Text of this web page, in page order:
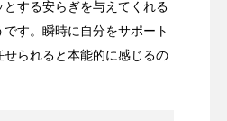
する安らぎを与えてくれる
す。瞬時に自分をサポート
られると本能的に感じるの